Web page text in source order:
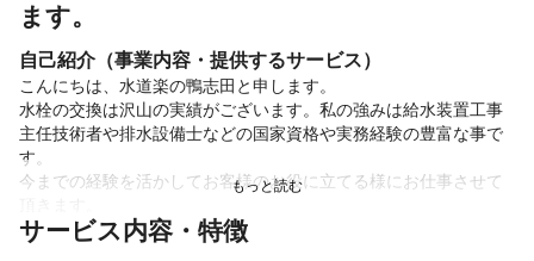
ます。
自己紹介（事業内容・提供するサービス）
こんにちは、水道楽の鴨志田と申します。
水栓の交換は沢山の実績がございます。私の強みは給水装置工事
主任技術者や排水設備士などの国家資格や実務経験の豊富な事で
す。
今までの経験を活かしてお客様のお役に立てる様にお仕事させて
趣味は車でドライブや魚釣り、旅行などです。
サービス内容・特徴